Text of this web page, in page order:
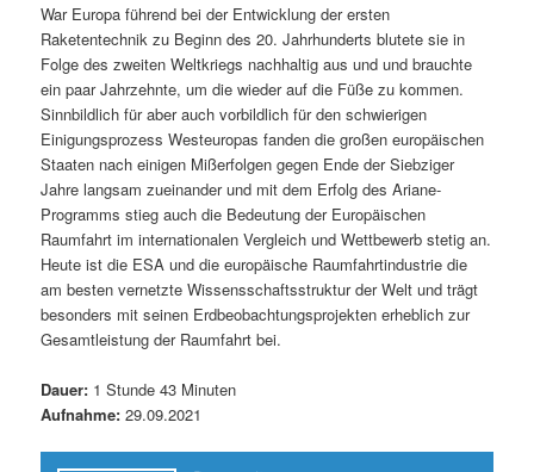
h
a
l
t
s
p
r
i
I
n
h
a
l
t
s
p
War Europa führend bei der Entwicklung der ersten
Raketentechnik zu Beginn des 20. Jahrhunderts blutete sie in
Folge des zweiten Weltkriegs nachhaltig aus und und brauchte
ein paar Jahrzehnte, um die wieder auf die Füße zu kommen.
Sinnbildlich für aber auch vorbildlich für den schwierigen
Einigungsprozess Westeuropas fanden die großen europäischen
Staaten nach einigen Mißerfolgen gegen Ende der Siebziger
Jahre langsam zueinander und mit dem Erfolg des Ariane-
Programms stieg auch die Bedeutung der Europäischen
Raumfahrt im internationalen Vergleich und Wettbewerb stetig an.
Heute ist die ESA und die europäische Raumfahrtindustrie die
am besten vernetzte Wissensschaftsstruktur der Welt und trägt
besonders mit seinen Erdbeobachtungsprojekten erheblich zur
Gesamtleistung der Raumfahrt bei.
Dauer: 1 Stunde 43 Minuten
Aufnahme: 29.09.2021